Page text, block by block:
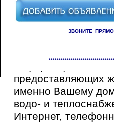
ЗВОНИТЕ
предоставляющих
именно Вашему
водо- и
Интернет,